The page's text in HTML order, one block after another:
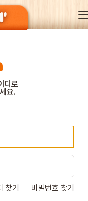
디로
요.
찾기 비밀번호 찾기